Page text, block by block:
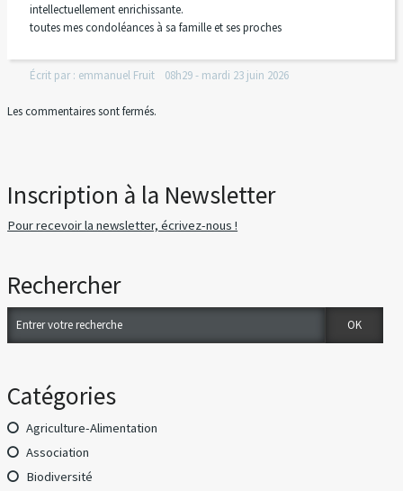
intellectuellement enrichissante.
toutes mes condoléances à sa famille et ses proches
Écrit par : emmanuel Fruit 08h29- mardi 23 juin 2026
Les commentaires sont fermés.
Inscription à la Newsletter
Pour recevoir la newsletter, écrivez-nous !
Rechercher
Catégories
Agriculture-Alimentation
Association
Biodiversité